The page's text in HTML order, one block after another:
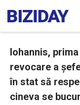
Iohannis,
revocare a
în stat să
cineva se